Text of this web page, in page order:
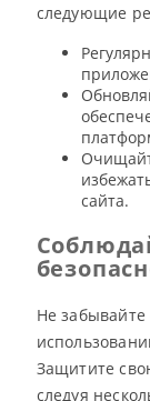
следующие
сайта.
Не
Защитите
следуя